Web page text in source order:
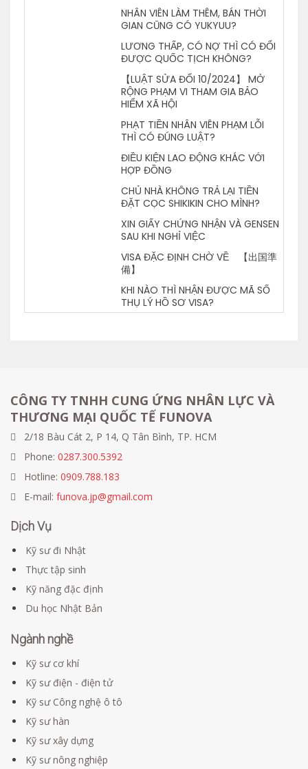
NHÂN VIÊN LÀM THÊM, BÁN THỜI
GIAN CŨNG CÓ YUKYUU?
LƯƠNG THẤP, CÓ NỢ THÌ CÓ ĐỔI
ĐƯỢC QUỐC TỊCH KHÔNG?
【LUẬT SỬA ĐỔI 10/2024】 MỞ
RỘNG PHẠM VI THAM GIA BẢO
HIỂM XÃ HỘI
PHẠT TIỀN NHÂN VIÊN PHẠM LỖI
THÌ CÓ ĐÚNG LUẬT?
ĐIỀU KIỆN LAO ĐỘNG KHÁC VỚI
HỢP ĐỒNG
CHỦ NHÀ KHÔNG TRẢ LẠI TIỀN
ĐẶT CỌC SHIKIKIN CHO MÌNH?
XIN GIẤY CHỨNG NHẬN VÀ GENSEN
SAU KHI NGHỈ VIỆC
VISA ĐẶC ĐỊNH CHỜ VỀ 【出国準
備】
KHI NÀO THÌ NHẬN ĐƯỢC MÃ SỐ
THỤ LÝ HỒ SƠ VISA?
CÔNG TY TNHH CUNG ỨNG NHÂN LỰC VÀ
THƯƠNG MẠI QUỐC TẾ FUNOVA
2/18 Bàu Cát 2, P 14, Q Tân Bình, TP. HCM
Phone: 0287.300.5392
Hotline: 0909.788.183
E-mail: funova.jp@gmail.com
Dịch Vụ
Kỹ sư đi Nhật
Thực tập sinh
Kỹ năng đặc định
Du học Nhật Bản
Ngành nghề
Kỹ sư cơ khí
Kỹ sư điện - điện tử
Kỹ sư Công nghệ ô tô
Kỹ sư hàn
Kỹ sư xây dựng
Kỹ sư nông nghiệp